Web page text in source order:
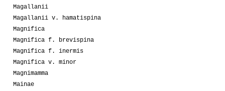
Magallanii
Magallanii v. hamatispina
Magnifica
Magnifica f. brevispina
Magnifica f. inermis
Magnifica v. minor
Magnimamma
Mainae